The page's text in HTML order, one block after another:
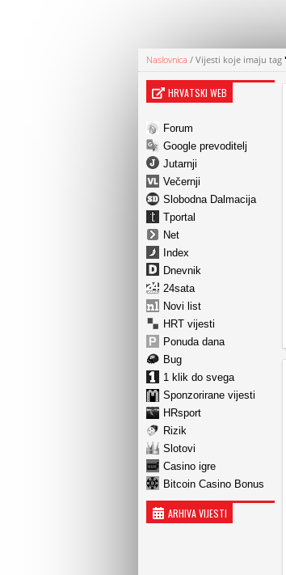
Naslovnica / Vijesti koje imaju tag
HRVATSKI WEB
Forum
Google prevoditelj
Jutarnji
Večernji
Slobodna Dalmacija
Tportal
Net
Index
Dnevnik
24sata
Novi list
HRT vijesti
Ponuda dana
Bug
1 klik do svega
Sponzorirane vijesti
HRsport
Rizik
Slotovi
Casino igre
Bitcoin Casino Bonus
ARHIVA VIJESTI